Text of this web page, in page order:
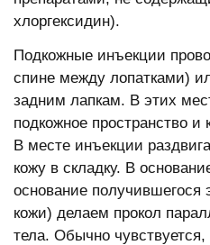
хлоргексидин).
Подкожные инъекции
спине между лопатками)
задним лапкам. В этих
подкожное пространство и
В месте инъекции
кожу в складку. В
основание получившегося
кожи) делаем прокол
тела. Обычно чувствуется,